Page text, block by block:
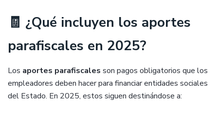
🧾 ¿Qué incluyen los aportes
parafiscales en 2025?
Los aportes parafiscales son pagos obligatorios que los
empleadores deben hacer para financiar entidades sociales
del Estado. En 2025, estos siguen destinándose a: